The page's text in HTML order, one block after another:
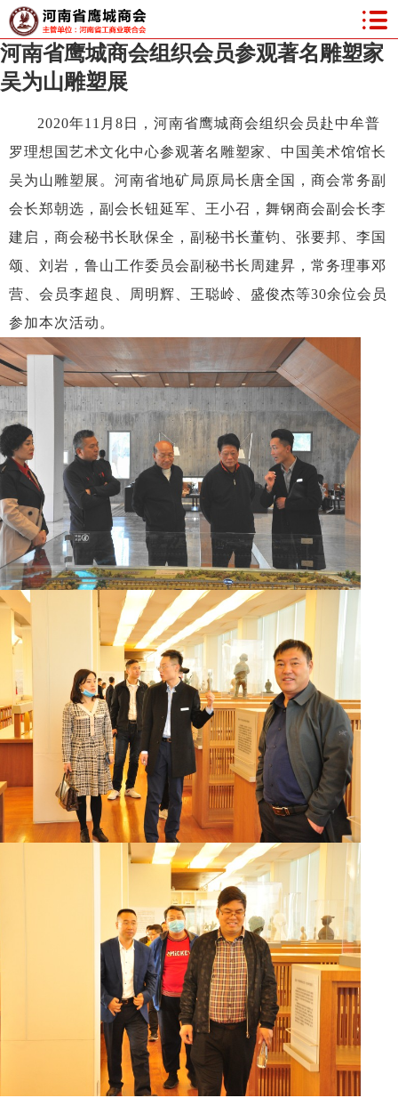
河南省鹰城商会组织会员参观著名雕塑家
吴为山雕塑展
2020年11月8日，河南省鹰城商会组织会员赴中牟普
罗理想国艺术文化中心参观著名雕塑家、中国美术馆馆长
吴为山雕塑展。河南省地矿局原局长唐全国，商会常务副
会长郑朝选，副会长钮延军、王小召，舞钢商会副会长李
建启，商会秘书长耿保全，副秘书长董钧、张要邦、李国
颂、刘岩，鲁山工作委员会副秘书长周建昇，常务理事邓
营、会员李超良、周明辉、王聪岭、盛俊杰等30余位会员
参加本次活动。